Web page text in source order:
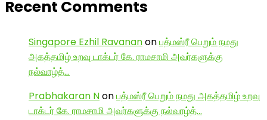
Recent Comments
Singapore Ezhil Ravananonபத்மஸ்ரீ பெறும் நமது
அகத்தமிழ் உறவு டாக்டர் கே. ராமசாமி அவர்களுக்கு
நல்வாழ்த்…
Prabhakaran Nonபத்மஸ்ரீ பெறும் நமது அகத்தமிழ் உறவு
டாக்டர் கே. ராமசாமி அவர்களுக்கு நல்வாழ்த்…